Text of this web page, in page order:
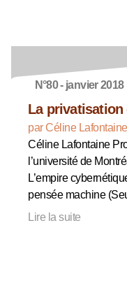
N°80 - janvier 2018
La privatisation
par Céline Lafontaine
Céline Lafontaine
l’université de
L’empire
pensée machine
Lire la suite